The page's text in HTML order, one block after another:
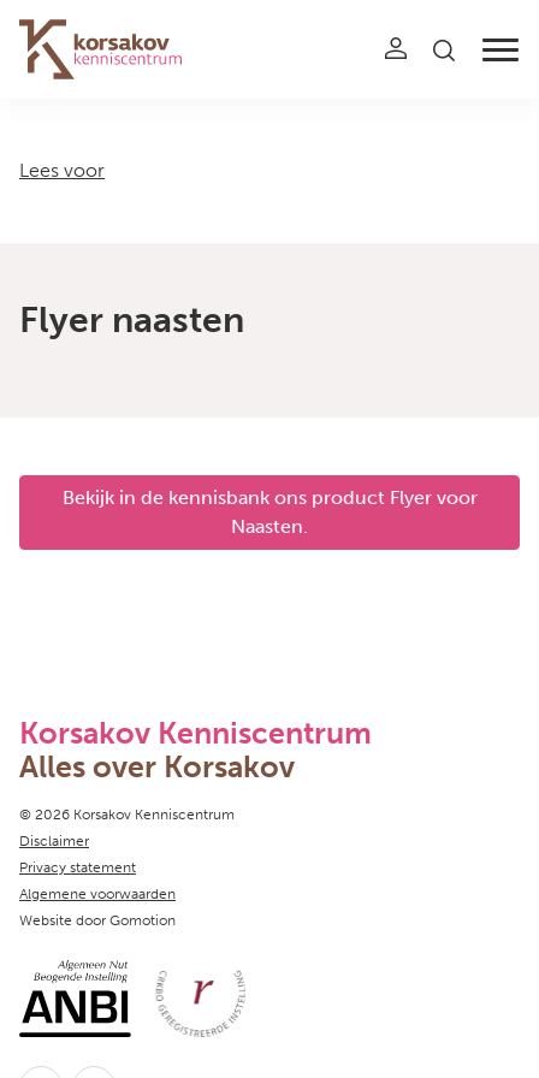
Navigation
Lees voor
Flyer naasten
Bekijk in de kennisbank ons product Flyer voor
Naasten.
Korsakov Kenniscentrum
Alles over Korsakov
Copyright navigation
© 2026 Korsakov Kenniscentrum
Disclaimer
Privacy statement
Algemene voorwaarden
Website door Gomotion